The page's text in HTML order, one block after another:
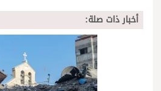
أخبار ذات صلة: